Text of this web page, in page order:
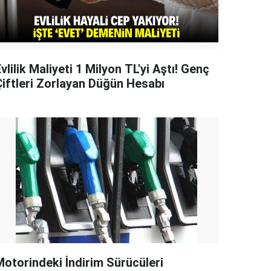
Maliyeti 1 Milyon TL'yi Aştı! Genç
Zorlayan Düğün Hesabı
İndirim Sürücüleri